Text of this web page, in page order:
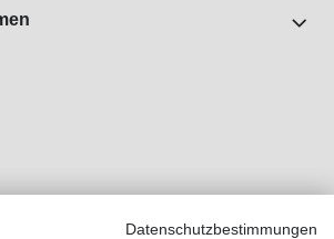
Datenschutzbestimmungen